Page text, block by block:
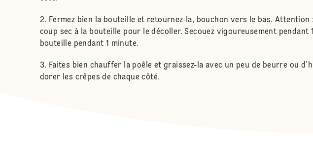
Fermez bien la bouteille et retournez-la, bouchon vers le bas.
coup sec à la bouteille pour le décoller. Secouez vigoureusement
bouteille pendant 1 minute.
Faites bien chauffer la poêle et graissez-la avec un peu de beurre ou
dorer les crêpes de chaque côté.